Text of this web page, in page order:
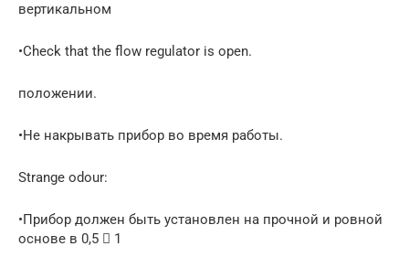
вертикальном
•Check that the flow regulator is open.
положении.
•Не накрывать прибор во время работы.
Strange odour:
•Прибор должен быть установлен на прочной и ровной
основе в 0,5  1